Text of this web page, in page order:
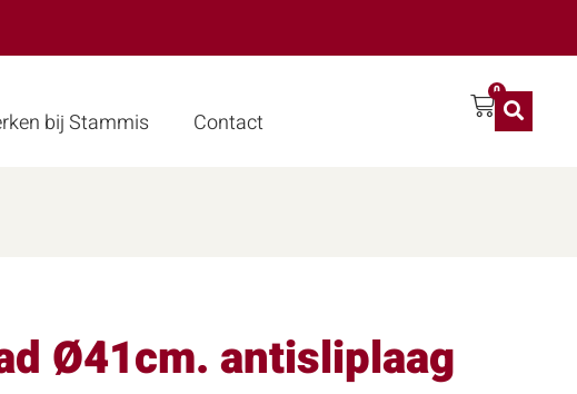
bij Stammis Contact
0
Ø41cm. antisliplaag